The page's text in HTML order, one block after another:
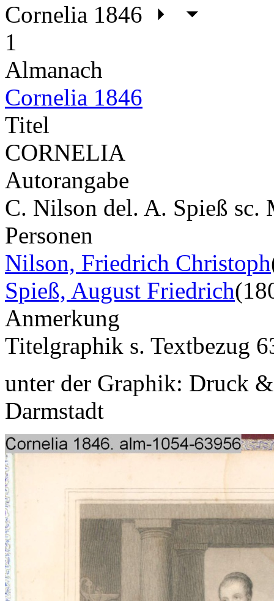
Cornelia 1846
1
Almanach
Cornelia 1846
Titel
CORNELIA
Autorangabe
C. Nilson del. A. Spieß sc.
Personen
Nilson, Friedrich Christoph
Spieß, August Friedrich
Anmerkung
Titelgraphik s. Textbezug
unter der Graphik: Druck
Darmstadt